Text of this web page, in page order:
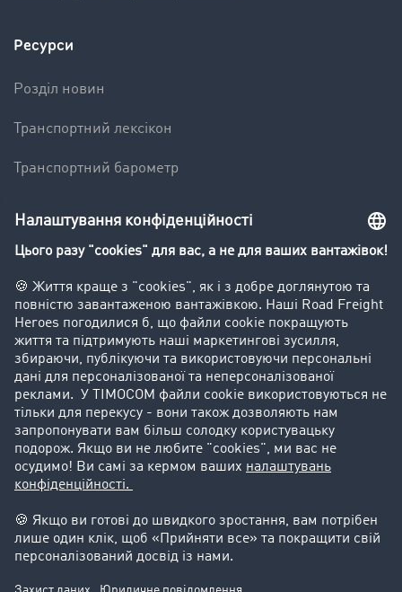
Ресурси
Pозділ новин
Транспортний лексікон
Транспортний барометр
Компанія
Kлієнт вербує клієнта
Історії успіху
Goodies
Підтримка
Підтримка
Юридичний
Реквізити компанії
Загальні Умови Користування